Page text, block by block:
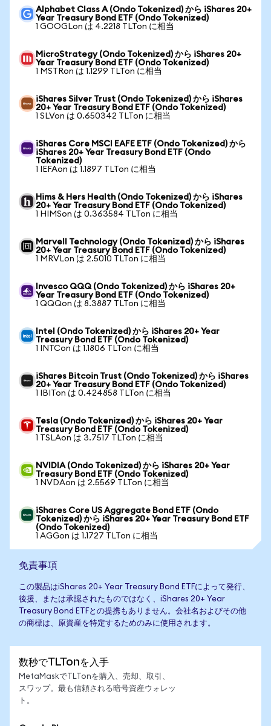
Alphabet Class A (Ondo Tokenized) から iShares 20+
Year Treasury Bond ETF (Ondo Tokenized)
1 GOOGLon は 4.2218 TLTon に相当
MicroStrategy (Ondo Tokenized) から iShares 20+
Year Treasury Bond ETF (Ondo Tokenized)
1 MSTRon は 1.1299 TLTon に相当
iShares Silver Trust (Ondo Tokenized) から iShares
20+ Year Treasury Bond ETF (Ondo Tokenized)
1 SLVon は 0.650342 TLTon に相当
iShares Core MSCI EAFE ETF (Ondo Tokenized) から
iShares 20+ Year Treasury Bond ETF (Ondo
Tokenized)
1 IEFAon は 1.1897 TLTon に相当
Hims & Hers Health (Ondo Tokenized) から iShares
20+ Year Treasury Bond ETF (Ondo Tokenized)
1 HIMSon は 0.363584 TLTon に相当
Marvell Technology (Ondo Tokenized) から iShares
20+ Year Treasury Bond ETF (Ondo Tokenized)
1 MRVLon は 2.5010 TLTon に相当
Invesco QQQ (Ondo Tokenized) から iShares 20+
Year Treasury Bond ETF (Ondo Tokenized)
1 QQQon は 8.3887 TLTon に相当
Intel (Ondo Tokenized) から iShares 20+ Year
Treasury Bond ETF (Ondo Tokenized)
1 INTCon は 1.1806 TLTon に相当
iShares Bitcoin Trust (Ondo Tokenized) から iShares
20+ Year Treasury Bond ETF (Ondo Tokenized)
1 IBITon は 0.424858 TLTon に相当
Tesla (Ondo Tokenized) から iShares 20+ Year
Treasury Bond ETF (Ondo Tokenized)
1 TSLAon は 3.7517 TLTon に相当
NVIDIA (Ondo Tokenized) から iShares 20+ Year
Treasury Bond ETF (Ondo Tokenized)
1 NVDAon は 2.5569 TLTon に相当
iShares Core US Aggregate Bond ETF (Ondo
Tokenized) から iShares 20+ Year Treasury Bond ETF
(Ondo Tokenized)
1 AGGon は 1.1727 TLTon に相当
免責事項
この製品はiShares 20+ Year Treasury Bond ETFによって発行、
後援、または承認されたものではなく、iShares 20+ Year
Treasury Bond ETFとの提携もありません。会社名およびその他
の商標は、原資産を特定するためのみに使用されます。
数秒でTLTonを入手
MetaMaskでTLTonを購入、売却、取引、
スワップ。最も信頼される暗号資産ウォレッ
ト。